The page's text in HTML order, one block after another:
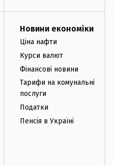
Новини економіки
Ціна нафти
Курси валют
Фінансові новини
Тарифи на комунальні
послуги
Податки
Пенсія в Україні